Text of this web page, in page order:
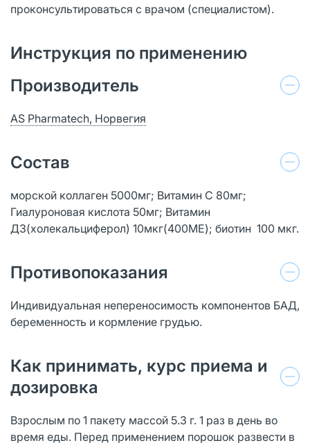
проконсультироваться с врачом (специалистом).
Инструкция по применению
Производитель
AS Pharmatech, Норвегия
Состав
морской коллаген 5000мг; Витамин С 80мг;
Гиалуроновая кислота 50мг; Витамин
Д3(холекальциферол) 10мкг(400МЕ); биотин 100 мкг.
Противопоказания
Индивидуальная непереносимость компонентов БАД,
беременность и кормление грудью.
Как принимать, курс приема и
дозировка
Взрослым по 1 пакету массой 5.3 г. 1 раз в день во
время еды. Перед применением порошок развести в